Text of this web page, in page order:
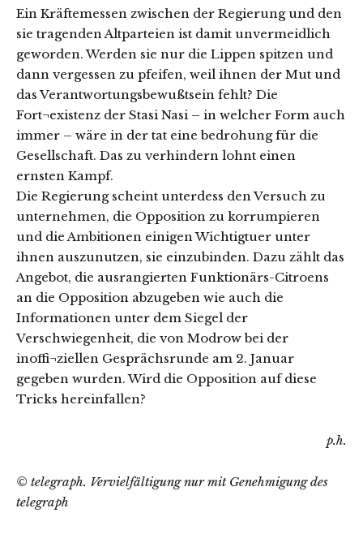
Ein Kräftemessen zwischen der Regierung und den
sie tragenden Altparteien ist damit unvermeidlich
geworden. Werden sie nur die Lippen spitzen und
dann vergessen zu pfeifen, weil ihnen der Mut und
das Verantwortungsbewußtsein fehlt? Die
Fort¬existenz der Stasi Nasi – in welcher Form auch
immer – wäre in der tat eine bedrohung für die
Gesellschaft. Das zu verhindern lohnt einen
ernsten Kampf.
Die Regierung scheint unterdess den Versuch zu
unternehmen, die Opposition zu korrumpieren
und die Ambitionen einigen Wichtigtuer unter
ihnen auszunutzen, sie einzubinden. Dazu zählt das
Angebot, die ausrangierten Funktionärs-Citroens
an die Opposition abzugeben wie auch die
Informationen unter dem Siegel der
Verschwiegenheit, die von Modrow bei der
inoffi¬ziellen Gesprächsrunde am 2. Januar
gegeben wurden. Wird die Opposition auf diese
Tricks hereinfallen?
p.h.
© telegraph. Vervielfältigung nur mit Genehmigung des
telegraph